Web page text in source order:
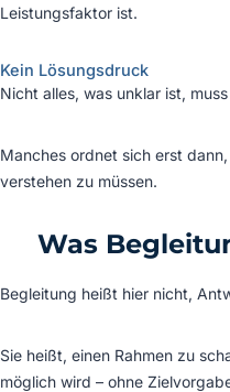
Leistungsfaktor ist.
Kein Lösungsdruck
Nicht alles, was unklar ist,
Manches ordnet sich erst
verstehen zu müssen.
Was
Begleitung heißt hier nicht,
Sie heißt, einen Rahmen zu
möglich wird – ohne